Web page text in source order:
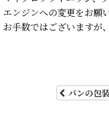
エンジンへの変更をお願
お手数ではございますが
パンの包